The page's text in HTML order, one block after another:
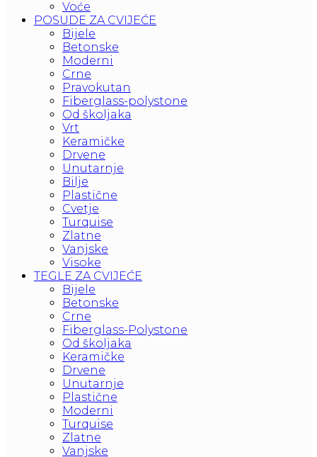
Voće
POSUDE ZA CVIJEĆE
Bijele
Betonske
Moderni
Crne
Pravokutan
Fiberglass-polystone
Od školjaka
Vrt
Keramičke
Drvene
Unutarnje
Bilje
Plastične
Cvetje
Turquise
Zlatne
Vanjske
Visoke
TEGLE ZA CVIJEĆE
Bijele
Betonske
Crne
Fiberglass-Polystone
Od školjaka
Keramičke
Drvene
Unutarnje
Plastične
Moderni
Turquise
Zlatne
Vanjske